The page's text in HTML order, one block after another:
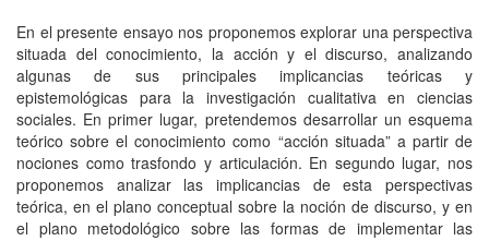
En el presente ensayo nos proponemos explorar una perspectiva
situada del conocimiento, la acción y el discurso, analizando
algunas de sus principales implicancias teóricas y
epistemológicas para la investigación cualitativa en ciencias
sociales. En primer lugar, pretendemos desarrollar un esquema
teórico sobre el conocimiento como “acción situada” a partir de
nociones como trasfondo y articulación. En segundo lugar, nos
proponemos analizar las implicancias de esta perspectivas
teórica, en el plano conceptual sobre la noción de discurso, y en
el plano metodológico sobre las formas de implementar las